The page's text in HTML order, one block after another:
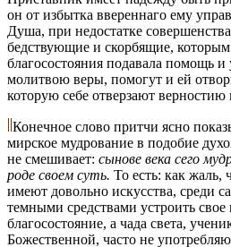
он от избытка ввереннаго ему
Душа, при недостатке
бедствующие и скорбящие, которым
благосостояния подавала помощь
молитвою веры, помогут и ей
которую себе отверзают верностию
Конечное слово притчи ясно
мирское мудрование в подобие
не смешивает: сынове века сего
роде своем суть. То есть: как жаль,
имеют довольно искусства, среди
темными средствами устроить свое
благосостояние, а чада света,
Божественной, часто не